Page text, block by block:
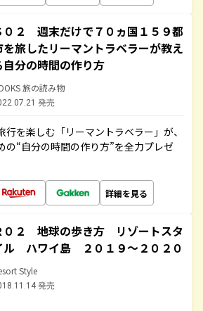
０２ 週末だけで７０ヵ国１５９都
を旅したリーマントラベラーが教え
自分の時間の作り方
旅の読み物
発売
を楽しむ「リーマントラベラー」が、
の“自分の時間の作り方”を全力プレゼ
詳細を見る
０２ 地球の歩き方 リゾートスタ
ル ハワイ島 ２０１９～２０２０
Style
発売